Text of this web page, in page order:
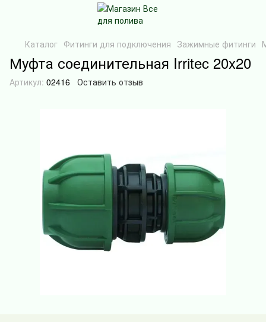
Каталог Фитинги для подключения Зажимные фитинги
Муфта соединительная Irritec 20x20
Артикул: 02416 Оставить отзыв